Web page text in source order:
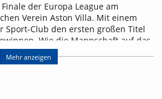
der Europa League am
Verein Aston Villa. Mit einem
Sport-Club den ersten großen Titel
Wie die Mannschaft auf das
Gegner auf sie zukommt, erfahrt
Mehr anzeigen